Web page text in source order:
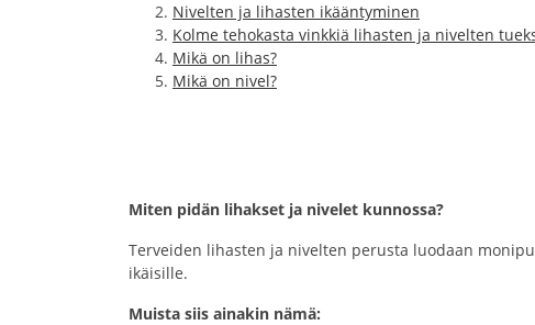
Nivelten ja lihasten ikääntyminen
Kolme tehokasta vinkkiä lihasten ja nivelten
Mikä on lihas?
Mikä on nivel?
Miten pidän lihakset ja nivelet kunnossa?
Terveiden lihasten ja nivelten perusta luodaan
ikäisille.
Muista siis ainakin nämä: